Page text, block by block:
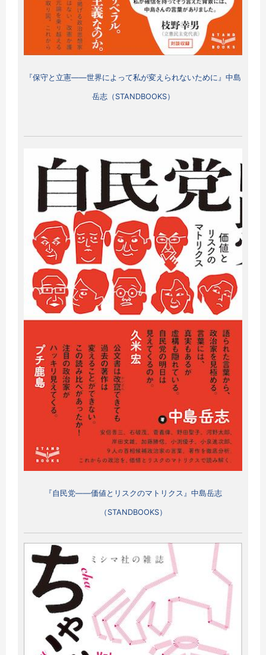
『保守と立憲――世界によって私が変えられないために』中島
岳志（STANDBOOKS）
『自民党――価値とリスクのマトリクス』中島岳志
（STANDBOOKS）